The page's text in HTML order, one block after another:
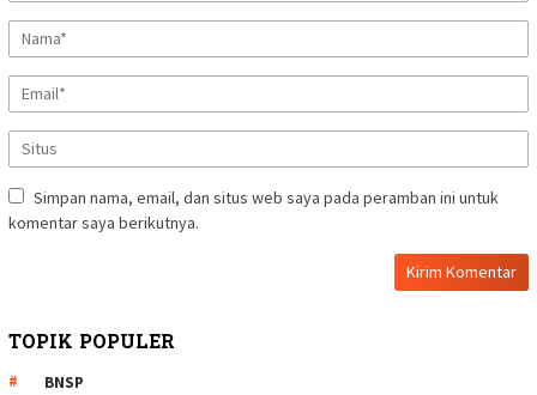
Simpan nama, email, dan situs web saya pada peramban ini untuk
komentar saya berikutnya.
TOPIK POPULER
BNSP